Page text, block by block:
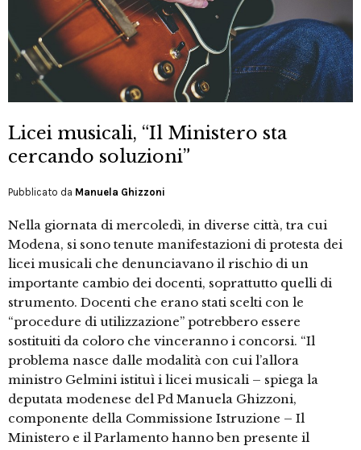
Licei musicali, “Il Ministero sta
cercando soluzioni”
Pubblicato da Manuela Ghizzoni
Nella giornata di mercoledì, in diverse città, tra cui
Modena, si sono tenute manifestazioni di protesta dei
licei musicali che denunciavano il rischio di un
importante cambio dei docenti, soprattutto quelli di
strumento. Docenti che erano stati scelti con le
“procedure di utilizzazione” potrebbero essere
sostituiti da coloro che vinceranno i concorsi. “Il
problema nasce dalle modalità con cui l’allora
ministro Gelmini istituì i licei musicali – spiega la
deputata modenese del Pd Manuela Ghizzoni,
componente della Commissione Istruzione – Il
Ministero e il Parlamento hanno ben presente il